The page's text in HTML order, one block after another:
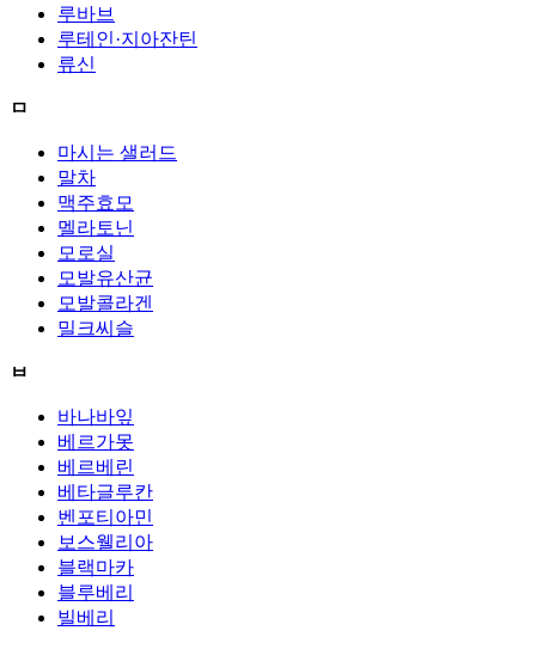
루바브
루테인·지아잔틴
류신
ㅁ
마시는 샐러드
말차
맥주효모
멜라토닌
모로실
모발유산균
모발콜라겐
밀크씨슬
ㅂ
바나바잎
베르가못
베르베린
베타글루칸
벤포티아민
보스웰리아
블랙마카
블루베리
빌베리